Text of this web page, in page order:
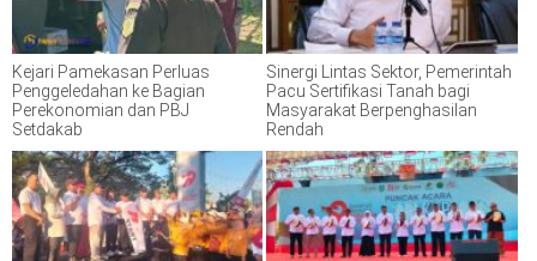
Kejari Pamekasan Perluas
Penggeledahan ke Bagian
Perekonomian dan PBJ
Setdakab
Sinergi Lintas Sektor, Pemerintah
Pacu Sertifikasi Tanah bagi
Masyarakat Berpenghasilan
Rendah